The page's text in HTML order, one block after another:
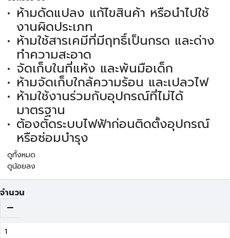
ห้ามดัดแปลง แก้ไขสินค้า หรือนำไปใช้
งานผิดประเภท
ห้ามใช้สารเคมีที่มีฤทธิ์เป็นกรด และด่าง
ทำความสะอาด
จัดเก็บในที่แห้ง และพ้นมือเด็ก
ห้ามจัดเก็บใกล้ความร้อน และเปลวไฟ
ห้ามใช้งานร่วมกับอุปกรณ์ที่ไม่ได้
มาตรฐาน
ต้องตัดระบบไฟฟ้าก่อนติดตั้งอุปกรณ์
หรือซ่อมบำรุง
ดูทั้งหมด
ดูน้อยลง
จำนวน